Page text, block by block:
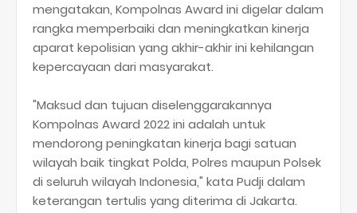
mengatakan, Kompolnas Award ini digelar dalam
rangka memperbaiki dan meningkatkan kinerja
aparat kepolisian yang akhir-akhir ini kehilangan
kepercayaan dari masyarakat.
"Maksud dan tujuan diselenggarakannya
Kompolnas Award 2022 ini adalah untuk
mendorong peningkatan kinerja bagi satuan
wilayah baik tingkat Polda, Polres maupun Polsek
di seluruh wilayah Indonesia," kata Pudji dalam
keterangan tertulis yang diterima di Jakarta.